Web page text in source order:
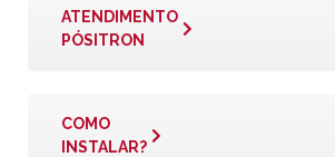
ATENDIMENTO
PÓSITRON
COMO
INSTALAR?